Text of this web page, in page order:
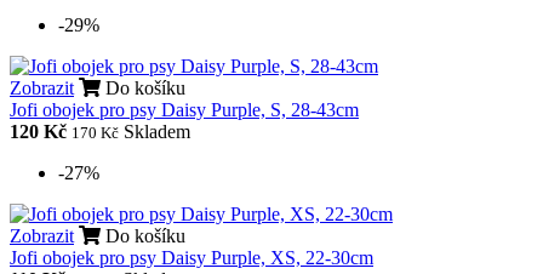
-29%
Zobrazit
Do košíku
Jofi obojek pro psy Daisy Purple, S, 28-43cm
120 Kč 170 Kč Skladem
-27%
Zobrazit
Do košíku
Jofi obojek pro psy Daisy Purple, XS, 22-30cm